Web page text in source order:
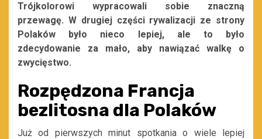
Trójkolorowi wypracowali sobie znaczną
przewagę. W drugiej części rywalizacji ze strony
Polaków było nieco lepiej, ale to było
zdecydowanie za mało, aby nawiązać walkę o
zwycięstwo.
Rozpędzona Francja
bezlitosna dla Polaków
Już od pierwszych minut spotkania o wiele lepiej